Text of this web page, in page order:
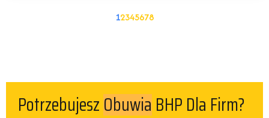
12345678
Potrzebujesz Kurtek BHP Dla Firm?